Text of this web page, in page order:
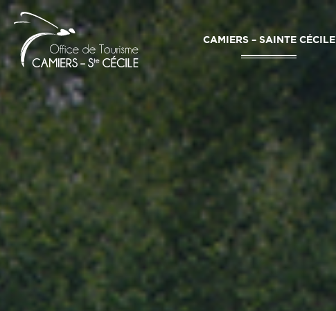
Office
Camiers
–
Sainte
Cécile
CAMIERS – SAINTE CÉCILE